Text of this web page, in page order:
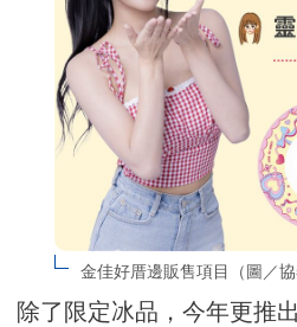
金佳好厝邊販售項目（圖／協
除了限定冰品，今年更推